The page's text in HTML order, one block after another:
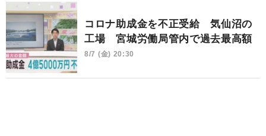
コロナ助成金を不正受給 気仙沼の
工場 宮城労働局管内で過去最高額
8/7 (金) 20:30